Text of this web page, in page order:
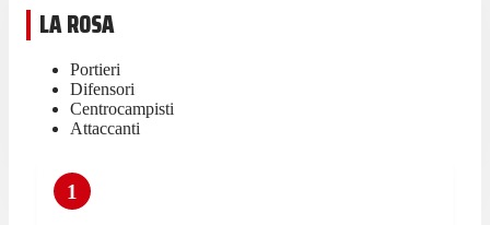
LA ROSA
Portieri
Difensori
Centrocampisti
Attaccanti
1